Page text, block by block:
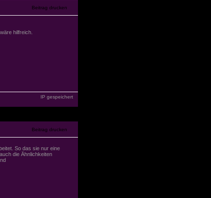
hilfreich.
IP gespeichert
So das sie nur eine
die Ähnlichkeiten